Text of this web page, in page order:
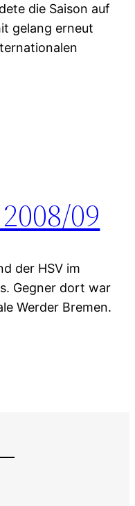
die Saison auf
gelang erneut
09
der HSV im
Gegner dort war
Werder Bremen.